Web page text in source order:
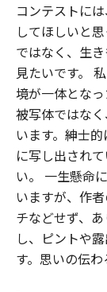
コンテストに
してほしいと
ではなく、生
見たいです。
境が一体とな
被写体ではな
います。紳士
に写し出され
い。 一生懸命
いますが、作
チなどせず、
し、ピントや
す。思いの伝わ